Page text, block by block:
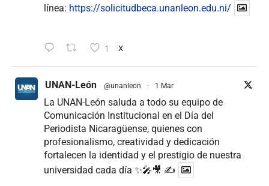
línea: https://solicitudbeca.unanleon.edu.ni/
1 X
UNAN-León @unanleon · 1 Mar
La UNAN-León saluda a todo su equipo de
Comunicación Institucional en el Día del
Periodista Nicaragüense, quienes con
profesionalismo, creatividad y dedicación
fortalecen la identidad y el prestigio de nuestra
universidad cada día ✨🎤🎥 ✍